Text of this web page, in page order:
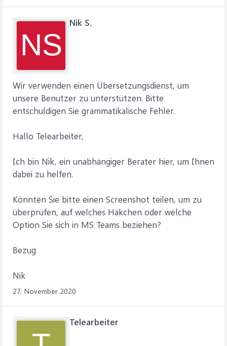
NS
Nik S.
Wir verwenden einen Übersetzungsdienst, um
unsere Benutzer zu unterstützen. Bitte
entschuldigen Sie grammatikalische Fehler.
Hallo Telearbeiter,
Ich bin Nik, ein unabhängiger Berater hier, um Ihnen
dabei zu helfen.
Könnten Sie bitte einen Screenshot teilen, um zu
überprüfen, auf welches Häkchen oder welche
Option Sie sich in MS Teams beziehen?
Bezug
Nik
27. November 2020
Telearbeiter